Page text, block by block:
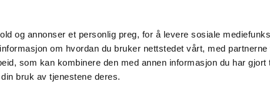
og annonser et personlig preg, for å levere sosiale
om hvordan du bruker nettstedet vårt, med partnerne
som kan kombinere den med annen informasjon du har gjort
bruk av tjenestene deres.